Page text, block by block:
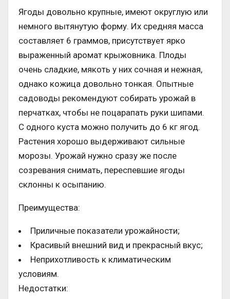
Ягоды довольно крупные, имеют округлую или
немного вытянутую форму. Их средняя масса
составляет 6 граммов, присутствует ярко
выраженный аромат крыжовника. Плоды
очень сладкие, мякоть у них сочная и нежная,
однако кожица довольно тонкая. Опытные
садоводы рекомендуют собирать урожай в
перчатках, чтобы не поцарапать руки шипами.
С одного куста можно получить до 6 кг ягод.
Растения хорошо выдерживают сильные
морозы. Урожай нужно сразу же после
созревания снимать, переспевшие ягоды
склонны к осыпанию.
Преимущества:
Приличные показатели урожайности;
Красивый внешний вид и прекрасный вкус;
Неприхотливость к климатическим
условиям.
Недостатки: